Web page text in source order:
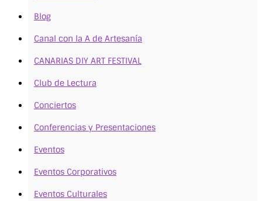
Blog
Canal con la A de Artesanía
CANARIAS DIY ART FESTIVAL
Club de Lectura
Conciertos
Conferencias y Presentaciones
Eventos
Eventos Corporativos
Eventos Culturales